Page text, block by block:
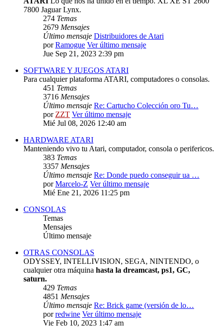
7800 Jaguar Lynx.
274 Temas
2679 Mensajes
Último mensaje Distribuidores de Atari
porRamogue Ver último mensaje
Jue Sep 21, 2023 2:39 pm
SOFTWARE Y JUEGOS ATARI
Para cualquier plataforma ATARI, computadores o consolas.
451 Temas
3716 Mensajes
Último mensaje Re: Cartucho Colección oro Tu…
porZZT Ver último mensaje
Mié Jul 08, 2026 12:40 am
HARDWARE ATARI
Manteniendo vivo tu Atari, computador, consola o perifericos.
383 Temas
3357 Mensajes
Último mensaje Re: Donde puedo conseguir ua …
porMarcelo-Z Ver último mensaje
Mié Ene 21, 2026 11:25 pm
CONSOLAS
Temas
Mensajes
Último mensaje
OTRAS CONSOLAS
ODYSSEY, INTELLIVISION, SEGA, NINTENDO, o
cualquier otra máquina hasta la dreamcast, ps1, GC,
saturn.
429 Temas
4851 Mensajes
Último mensaje Re: Brick game (versión de lo…
porredwine Ver último mensaje
Vie Feb 10, 2023 1:47 am